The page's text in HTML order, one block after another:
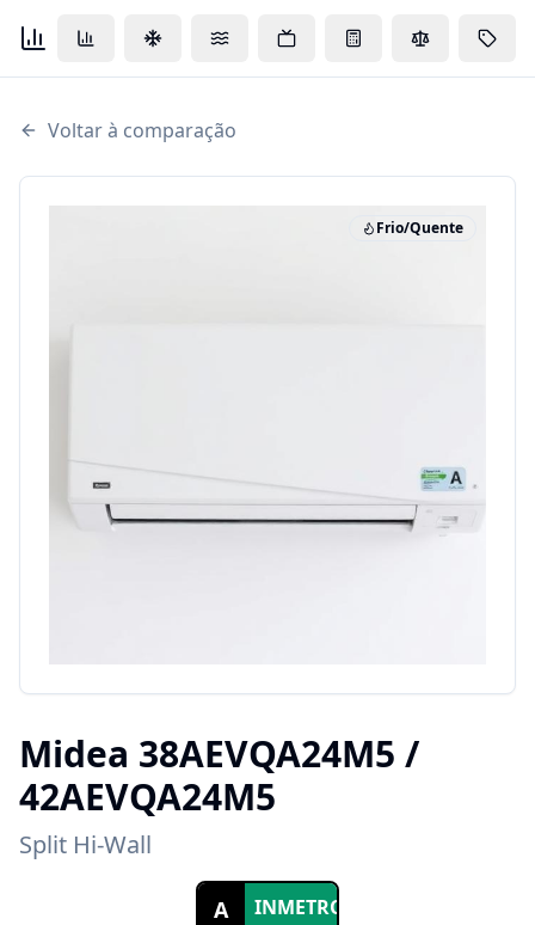
Voltar à comparação
Frio/Quente
Midea 38AEVQA24M5 /
42AEVQA24M5
Split Hi-Wall
A INMETRO